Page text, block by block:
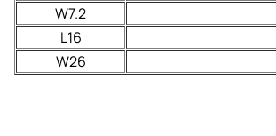
W7.2
L16
W26